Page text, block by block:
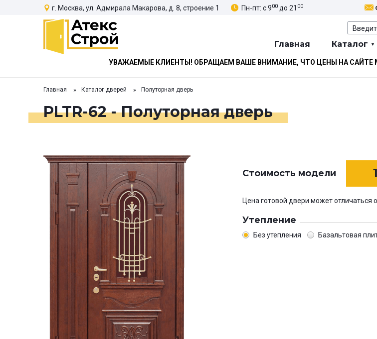
г. Москва, ул. Адмирала Макарова, д. 8, строение 1 Пн-пт: с 900 до 21 00
Главная Каталог
УВАЖАЕМЫЕ КЛИЕНТЫ! ОБРАЩАЕМ ВАШЕ ВНИМАНИЕ, ЧТО ЦЕНЫ НА
Главная Каталог дверей Полуторная дверь
PLTR-62 - Полуторная дверь
Стоимость модели
Цена готовой двери может отличаться
Утепление
Без утепления Базальтовая